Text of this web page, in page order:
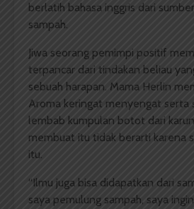
berlatih bahasa inggris dari
sampah.
Jiwa seorang pemimpi positif
terpancar dari tindakan beliau
sebuah harapan. Mama Herlin
Aroma keringat menyengat serta
lembab kumpulan botot dari
membuat itu tidak berarti karena
itu.
“Ilmu juga bisa didapatkan dari
saya pemulung sampah, saya